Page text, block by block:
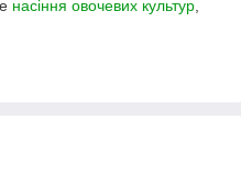
насіння овочевих культур